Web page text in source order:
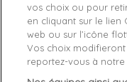
Description
Baskets Armani
vos choix ou pour
en cliquant sur le lien
web ou sur l’icône
Vos choix modifieront
reportez-vous à